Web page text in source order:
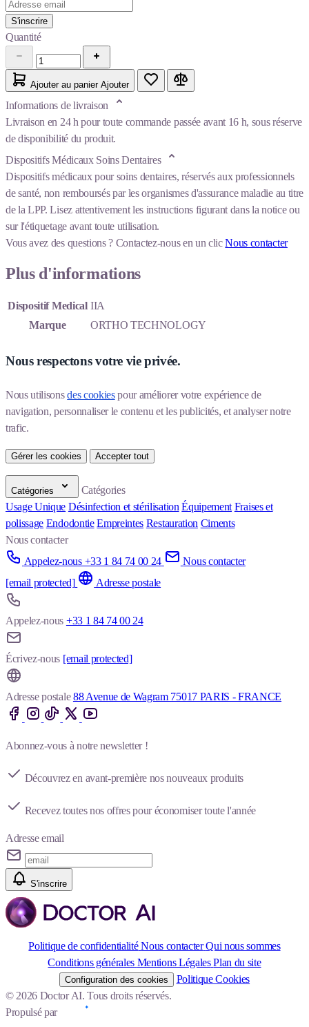
S'inscrire
Quantité
Ajouter au panier Ajouter
Informations de livraison
Livraison en 24 h pour toute commande passée avant 16 h, sous réserve
de disponibilité du produit.
Dispositifs Médicaux Soins Dentaires
Dispositifs médicaux pour soins dentaires, réservés aux professionnels
de santé, non remboursés par les organismes d'assurance maladie au titre
de la LPP. Lisez attentivement les instructions figurant dans la notice ou
sur l'étiquetage avant toute utilisation.
Vous avez des questions ? Contactez-nous en un clicNous contacter
Plus d'informations
Dispositif Medical IIA
Marque
ORTHO TECHNOLOGY
Nous respectons votre vie privée.
Nous utilisons des cookies pour améliorer votre expérience de
navigation, personnaliser le contenu et les publicités, et analyser notre
trafic.
Gérer les cookies Accepter tout
Catégories
Catégories
Usage Unique Désinfection et stérilisation Équipement Fraises et
polissage Endodontie Empreintes Restauration Ciments
Nous contacter
Appelez-nous +33 1 84 74 00 24
Nous contacter
[email protected]
Adresse postale
Appelez-nous +33 1 84 74 00 24
Écrivez-nous [email protected]
Adresse postale 88 Avenue de Wagram 75017 PARIS - FRANCE
Abonnez-vous à notre newsletter !
Découvrez en avant-première nos nouveaux produits
Recevez toutes nos offres pour économiser toute l'année
Adresse email
S'inscrire
Politique de confidentialité Nous contacter Qui nous sommes
Conditions générales Mentions Légales Plan du site
Configuration des cookies
Politique Cookies
© 2026 Doctor AI. Tous droits réservés.
Propulsé par